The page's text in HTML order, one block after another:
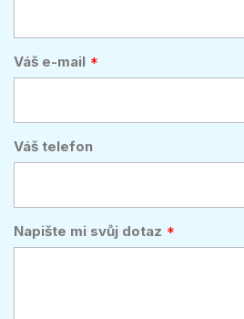
Váš e-mail
Váš telefon
Napište mi svůj dotaz